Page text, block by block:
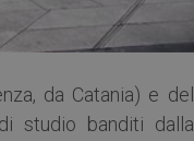
da Catania) e del
studio banditi dalla